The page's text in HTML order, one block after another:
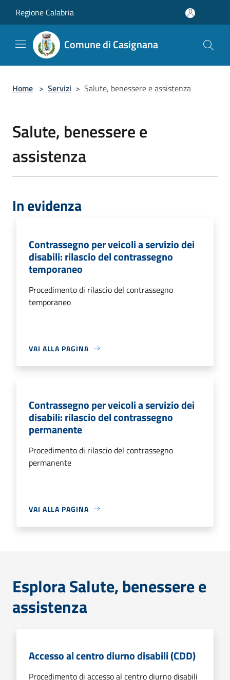
Regione Calabria
Comune di Casignana
Home > Servizi > Salute, benessere e assistenza
Salute, benessere e
assistenza
In evidenza
Contrassegno per veicoli a servizio dei
disabili: rilascio del contrassegno
temporaneo
Procedimento di rilascio del contrassegno
temporaneo
VAI ALLA PAGINA
Contrassegno per veicoli a servizio dei
disabili: rilascio del contrassegno
permanente
Procedimento di rilascio del contrassegno
permanente
VAI ALLA PAGINA
Esplora Salute, benessere e
assistenza
Accesso al centro diurno disabili (CDD)
Procedimento di accesso al centro diurno disabili